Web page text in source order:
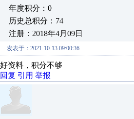
年度积分：0
历史总积分：74
注册：2018年4月09日
发表于：2021-10-13 09:00:36
好资料，积分不够
回复 引用 举报